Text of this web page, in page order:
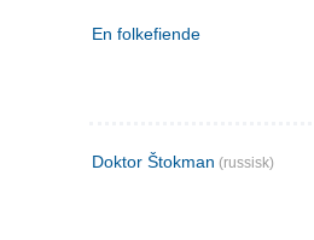
En folkefiende
Doktor Štokman (russisk)